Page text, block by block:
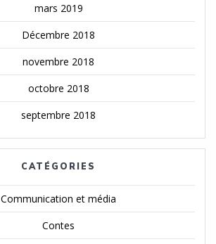
mars 2019
Décembre 2018
novembre 2018
octobre 2018
septembre 2018
CATÉGORIES
Communication et média
Contes